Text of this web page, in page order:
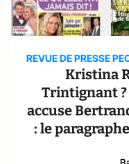
REVUE DE PRESSE
Kristina
Trintignant
accuse
: le